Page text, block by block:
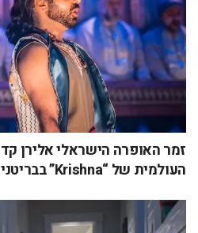
זמר האופרה הישראלי אלירן
העולמית של “Krishna” בבריטניה